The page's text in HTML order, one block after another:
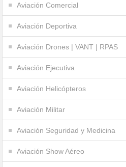
Aviación Comercial
Aviación Deportiva
Aviación Drones | VANT | RPAS
Aviación Ejecutiva
Aviación Helicópteros
Aviación Militar
Aviación Seguridad y Medicina
Aviación Show Aéreo